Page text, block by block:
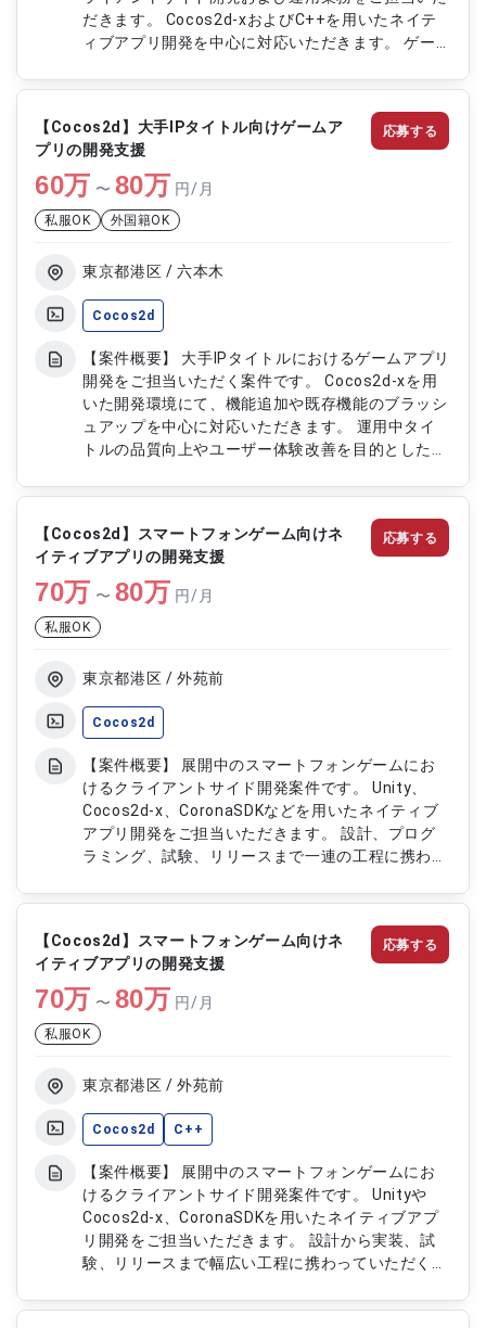
だきます。 Cocos2d-xおよびC++を用いたネイテ
ィブアプリ開発を中心に対応いただきます。 ゲー
ど幅広い業務に携わることができる案件です。
【作業内容】 ・Cocos2d-x、C++を用いたネイテ
ィブアプリ開発 ・スマートフォンゲームの設計、
実装、試験、リリース対応 ・サーバーサイド通
信、課金機能、UI関連開発 ・描画改善、インゲーム
機能改修、SDK導入対応 ・ストア申請および運用保
守対応
【Cocos2d】大手IPタイトル向けゲームア
プリの開発支援
60万 〜 80万 円/月
私服OK 外国籍OK
東京都港区 / 六本木
Cocos2d
【案件概要】 大手IPタイトルにおけるゲームアプリ
開発をご担当いただく案件です。 Cocos2d-xを用
いた開発環境にて、機能追加や既存機能のブラッシ
ュアップを中心に対応いただきます。 運用中タイ
トルの品質向上やユーザー体験改善を目的とした継
経験を活かしながら、大型IP案件に参画できる環境
開発および実装 ・ゲーム機能の追加および改修対
応 ・既存機能のブラッシュアップ対応 ・不具合修
正および動作検証 ・ゲーム品質向上に向けた改善
対応
応募する
【Cocos2d】スマートフォンゲーム向けネ
イティブアプリの開発支援
70万 〜 80万 円/月
私服OK
東京都港区 / 外苑前
Cocos2d
【案件概要】 展開中のスマートフォンゲームにお
けるクライアントサイド開発案件です。 Unity、
Cocos2d-x、CoronaSDKなどを用いたネイティブ
アプリ開発をご担当いただきます。 設計、プログ
ラミング、試験、リリースまで一連の工程に携わっ
修や運用対応にも関与いただけるポジションです。
【作業内容】 ・Unity、Cocos2d-x、CoronaSDKを
用いたアプリ開発 ・スマートフォン向けゲームの
設計、実装、試験対応 ・サーバーサイド通信およ
び課金機能の開発 ・UI改善、描画対応、インゲーム
改修 ・SDK導入およびストア申請対応
応募する
【Cocos2d】スマートフォンゲーム向けネ
イティブアプリの開発支援
70万 〜 80万 円/月
私服OK
東京都港区 / 外苑前
Cocos2d C++
【案件概要】 展開中のスマートフォンゲームにお
けるクライアントサイド開発案件です。 Unityや
Cocos2d-x、CoronaSDKを用いたネイティブアプ
リ開発をご担当いただきます。 設計から実装、試
験、リリースまで幅広い工程に携わっていただくポ
導入など、運用開発業務にも関与いただける案件で
応募する